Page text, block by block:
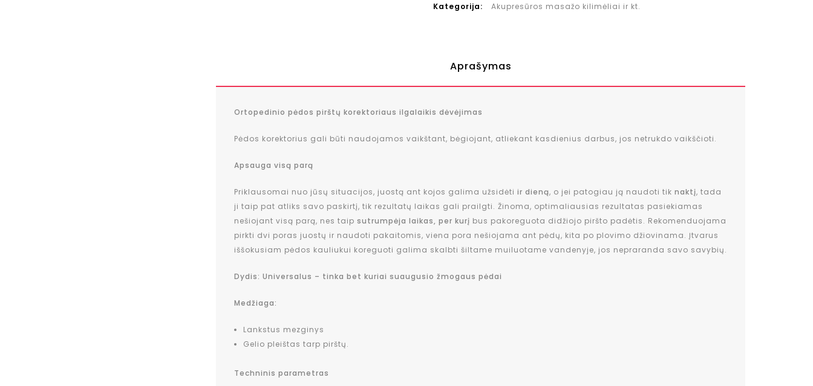
Kategorija: Akupresūros masažo kilimėliai ir kt.
Aprašymas
Ortopedinio pėdos pirštų korektoriaus ilgalaikis dėvėjimas
Pėdos korektorius gali būti naudojamos vaikštant, bėgiojant, atliekant kasdienius darbus, jos netrukdo vaikščioti.
Apsauga visą parą
Priklausomai nuo jūsų situacijos, juostą ant kojos galima užsidėti ir dieną, o jei patogiau ją naudoti tik naktį, tada
ji taip pat atliks savo paskirtį, tik rezultatų laikas gali prailgti. Žinoma, optimaliausias rezultatas pasiekiamas
nešiojant visą parą, nes taip sutrumpėja laikas, per kurį bus pakoreguota didžiojo piršto padėtis. Rekomenduojama
pirkti dvi poras juostų ir naudoti pakaitomis, viena pora nešiojama ant pėdų, kita po plovimo džiovinama. Įtvarus
iššokusiam pėdos kauliukui koreguoti galima skalbti šiltame muiluotame vandenyje, jos nepraranda savo savybių.
Dydis: Universalus – tinka bet kuriai suaugusio žmogaus pėdai
Medžiaga:
Lankstus mezginys
Gelio pleištas tarp pirštų.
Techninis parametras